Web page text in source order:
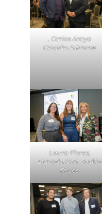
, Carlos Araya
Cristián Adasme
Laura Flores,
Daniela Cori, Jackie
Reyes